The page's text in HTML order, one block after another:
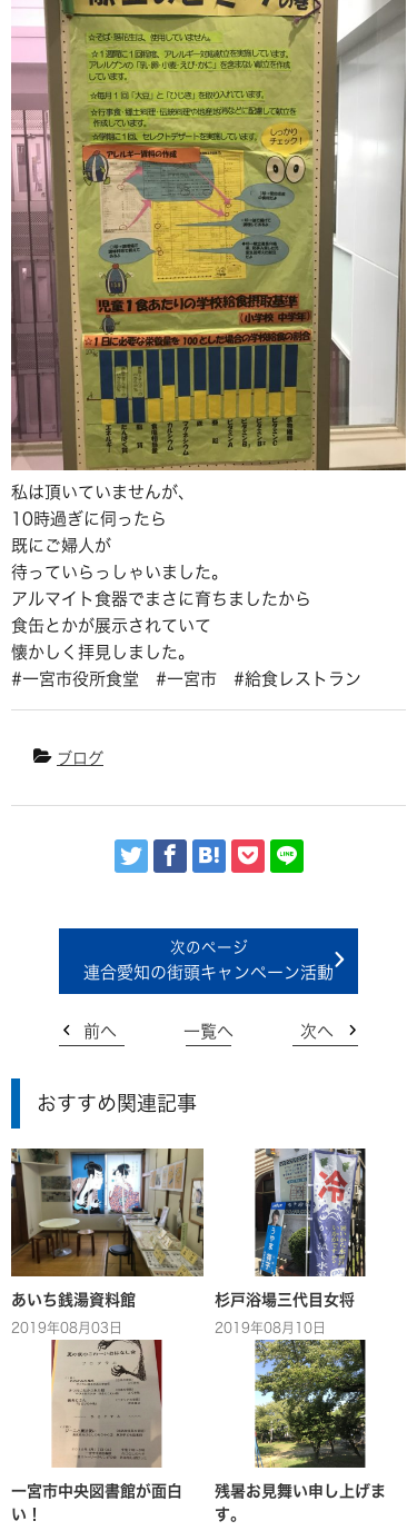
私は頂いていませんが、
10時過ぎに伺ったら
既にご婦人が
待っていらっしゃいました。
アルマイト食器でまさに育ちましたから
食缶とかが展示されていて
懐かしく拝見しました。
#一宮市役所食堂 #一宮市 #給食レストラン
ブログ
連合愛知の街頭キャンペーン活動
前へ 一覧へ 次へ
おすすめ関連記事
あいち銭湯資料館
2019年08月03日
杉戸浴場三代目女将
2019年08月10日
一宮市中央図書館が面白
い！
残暑お見舞い申し上げま
す。